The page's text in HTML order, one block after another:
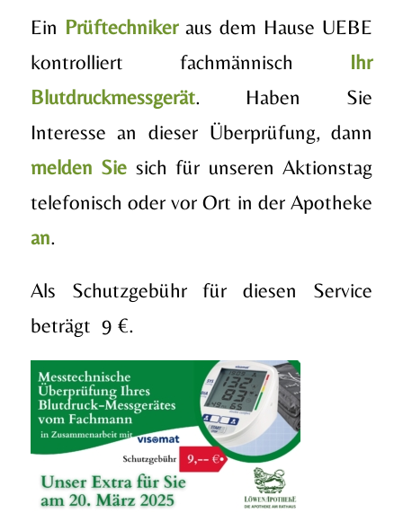
Ein Prüftechnikeraus dem Hause UEBE
kontrolliert fachmännisch Ihr
Blutdruckmessgerät. Haben Sie
Interesse an dieser Überprüfung, dann
melden Sie sich für unseren Aktionstag
telefonisch oder vor Ort in der Apotheke
an.
Als Schutzgebühr für diesen Service
beträgt 9 €.